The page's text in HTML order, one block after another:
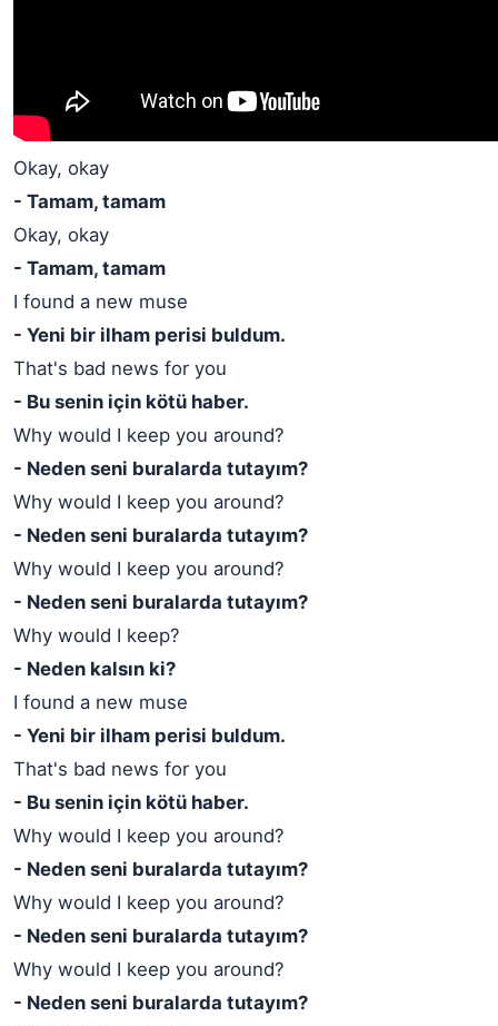
Okay, okay
- Tamam, tamam
Okay, okay
- Tamam, tamam
I found a new muse
- Yeni bir ilham perisi buldum.
That's bad news for you
- Bu senin için kötü haber.
Why would I keep you around?
- Neden seni buralarda tutayım?
Why would I keep you around?
- Neden seni buralarda tutayım?
Why would I keep you around?
- Neden seni buralarda tutayım?
Why would I keep?
- Neden kalsın ki?
I found a new muse
- Yeni bir ilham perisi buldum.
That's bad news for you
- Bu senin için kötü haber.
Why would I keep you around?
- Neden seni buralarda tutayım?
Why would I keep you around?
- Neden seni buralarda tutayım?
Why would I keep you around?
- Neden seni buralarda tutayım?